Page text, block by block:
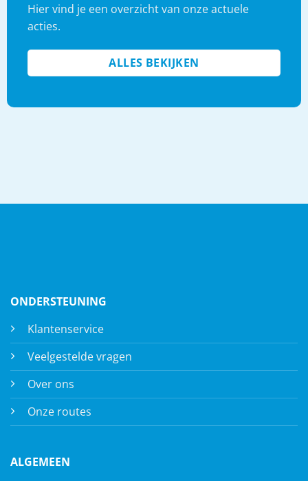
Hier vind je een overzicht van onze actuele
acties.
ALLES BEKIJKEN
ONDERSTEUNING
Klantenservice
Veelgestelde vragen
Over ons
Onze routes
ALGEMEEN